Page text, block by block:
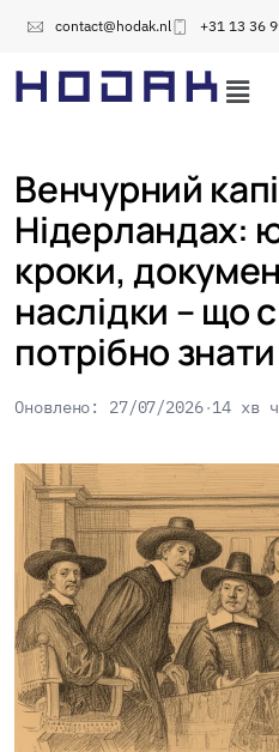
contact@hodak.nl +31 13 36
Венчурний
Нідерландах:
кроки,
наслідки – що
потрібно
Оновлено: 27/07/2026 14 хв